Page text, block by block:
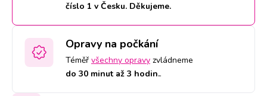
číslo 1 v Česku. Děkujeme.
Opravy na počkání
Téměř všechny opravy zvládneme
do 30 minut až 3 hodin..